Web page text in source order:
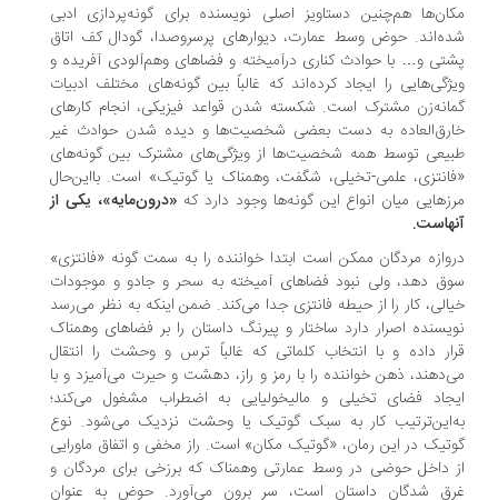
هم‌چنین دستاویز اصلی نویسنده برای گونه‌پردازی ادبی
حوض وسط عمارت، دیوارهای پرسروصدا، گودال کف اتاق
و… با حوادث کناری درآمیخته و فضاهای وهم‌آلودی آفریده و
را ایجاد کرده‌اند که غالباً بین گونه‌های مختلف ادبیات
مشترک است. شکسته شدن قواعد فیزیکی، انجام کارهای
به دست بعضی شخصیت‌ها و دیده شدن حوادث غیر
توسط همه شخصیت‌ها از ویژگی‌های مشترک بین گونه‌های
علمی-تخیلی، شگفت، وهمناک یا گوتیک» است. بااین‌حال
میان انواع این گونه‌ها وجود دارد که«درون‌مایه»، یکی از
مردگان ممکن است ابتدا خواننده را به سمت گونه «فانتزی»
دهد، ولی نبود فضاهای آمیخته به سحر و جادو و موجودات
کار را از حیطه فانتزی جدا می‌کند. ضمن اینکه به نظر می‌رسد
اصرار دارد ساختار و پیرنگ داستان را بر فضاهای وهمناک
داده و با انتخاب کلماتی که غالباً ترس و وحشت را انتقال
ذهن خواننده را با رمز و راز، دهشت و حیرت می‌آمیزد و با
فضای تخیلی و مالیخولیایی به اضطراب مشغول می‌کند؛
کار به سبک گوتیک یا وحشت نزدیک می‌شود. نوع
در این رمان، «گوتیک مکان» است. راز مخفی و اتفاق ماورایی
داخل حوضی در وسط عمارتی وهمناک که برزخی برای مردگان و
شدگان داستان است، سر برون می‌آورد. حوض به عنوان